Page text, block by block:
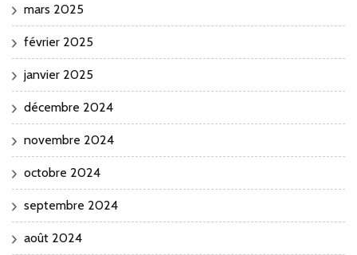
mars 2025
février 2025
janvier 2025
décembre 2024
novembre 2024
octobre 2024
septembre 2024
août 2024